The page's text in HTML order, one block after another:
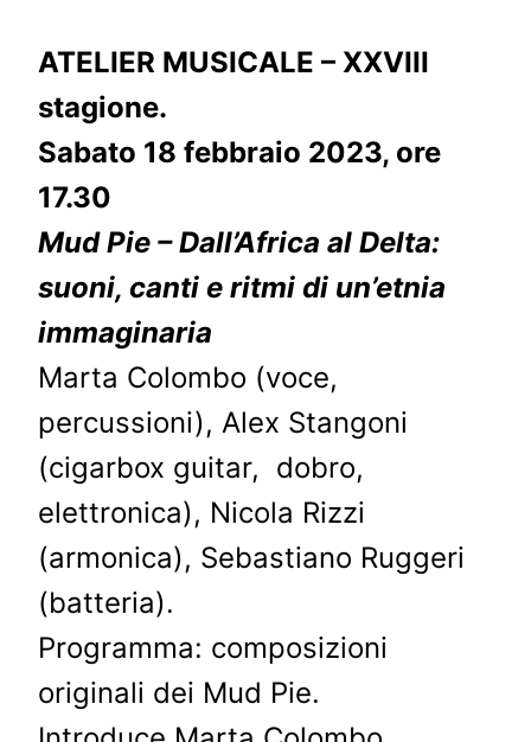
ATELIER MUSICALE – XXVIII
stagione.
Sabato 18 febbraio 2023, ore
17.30
Mud Pie – Dall’Africa al Delta:
suoni, canti e ritmi di un’etnia
immaginaria
Marta Colombo (voce,
percussioni), Alex Stangoni
(cigarbox guitar, dobro,
elettronica), Nicola Rizzi
(armonica), Sebastiano Ruggeri
(batteria).
Programma: composizioni
originali dei Mud Pie.